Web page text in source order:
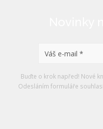
Buďte o krok napřed! Nové
Odesláním formuláře